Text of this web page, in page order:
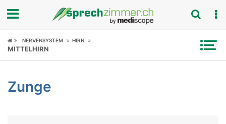
Fokus
Symptome
NERVENSYSTEM HIRN
MITTELHIRN
Zunge